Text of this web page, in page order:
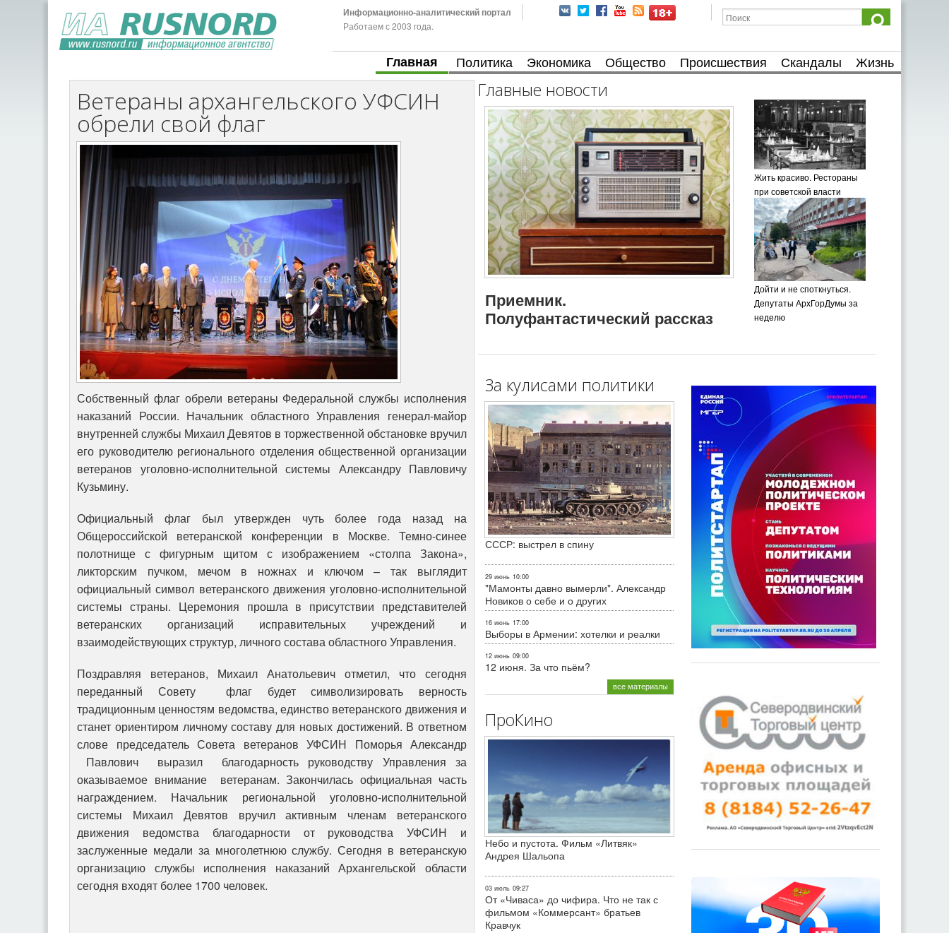
Информационно-аналитический портал
Работаем с 2003 года.
Главная Политика Экономика Общество Происшествия Скандалы Жизнь
Ветераны архангельского УФСИН
обрели свой флаг
Собственный флаг обрели ветераны Федеральной службы исполнения
наказаний России. Начальник областного Управления генерал-майор
внутренней службы Михаил Девятов в торжественной обстановке вручил
его руководителю регионального отделения общественной организации
ветеранов уголовно-исполнительной системы Александру Павловичу
Кузьмину.
Официальный флаг был утвержден чуть более года назад на
Общероссийской ветеранской конференции в Москве. Темно-синее
полотнище с фигурным щитом с изображением «столпа Закона»,
ликторским пучком, мечом в ножнах и ключом – так выглядит
официальный символ ветеранского движения уголовно-исполнительной
системы страны. Церемония прошла в присутствии представителей
ветеранских организаций исправительных учреждений и
взаимодействующих структур, личного состава областного Управления.
Поздравляя ветеранов, Михаил Анатольевич отметил, что сегодня
переданный Совету флаг будет символизировать верность
традиционным ценностям ведомства, единство ветеранского движения и
станет ориентиром личному составу для новых достижений. В ответном
слове председатель Совета ветеранов УФСИН Поморья Александр
Павлович выразил благодарность руководству Управления за
оказываемое внимание ветеранам. Закончилась официальная часть
награждением. Начальник региональной уголовно-исполнительной
системы Михаил Девятов вручил активным членам ветеранского
движения ведомства благодарности от руководства УФСИН и
заслуженные медали за многолетнюю службу. Сегодня в ветеранскую
организацию службы исполнения наказаний Архангельской области
сегодня входят более 1700 человек.
Главные новости
Приемник.
Полуфантастический рассказ
Жить красиво. Рестораны
при советской власти
Дойти и не споткнуться.
Депутаты АрхГорДумы за
неделю
За кулисами политики
СССР: выстрел в спину
29 июнь 10:00
"Мамонты давно вымерли". Александр
Новиков о себе и о других
16 июнь 17:00
Выборы в Армении: хотелки и реалки
12 июнь 09:00
12 июня. За что пьём?
все материалы
ПроКино
Небо и пустота. Фильм «Литвяк»
Андрея Шальопа
03 июль 09:27
От «Чиваса» до чифира. Что не так с
фильмом «Коммерсант» братьев
Кравчук